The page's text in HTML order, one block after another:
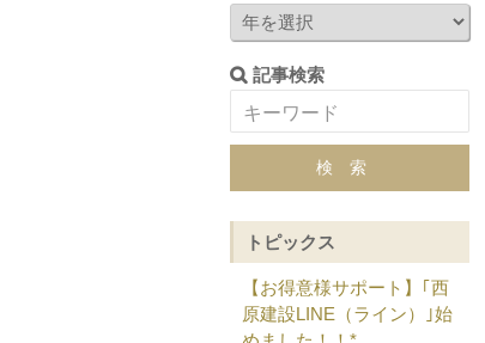
記事検索
トピックス
【お得意様サポート】｢西
原建設LINE（ライン）｣始